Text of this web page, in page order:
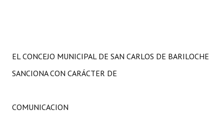
EL CONCEJO MUNICIPAL DE SAN CARLOS DE BARILOCHE
SANCIONA CON CARÁCTER DE
COMUNICACION